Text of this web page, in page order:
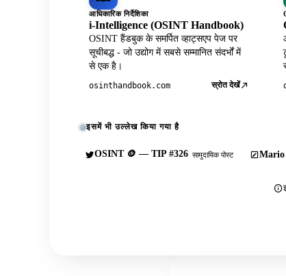
आधिकारिक निर्देशिका
i-Intelligence (OSINT Handbook)
OSINT हैंडबुक के समर्पित व्हाट्सएप पेज पर
सूचीबद्ध - जो उद्योग में सबसे सम्मानित संदर्भों में
से एक है।
osinthandbook.com स्रोत देखें
इसमें भी उल्लेख किया गया है
OSINT 🪙 — TIP #326 सामुदायिक पोस्ट Mario